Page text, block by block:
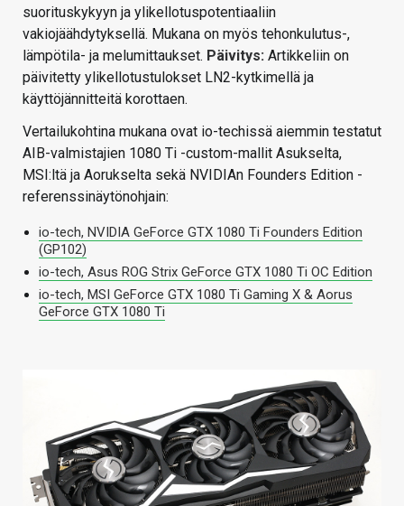
suorituskykyyn ja ylikellotuspotentiaaliin
vakiojäähdytyksellä. Mukana on myös tehonkulutus-,
lämpötila- ja melumittaukset. Päivitys: Artikkeliin on
päivitetty ylikellotustulokset LN2-kytkimellä ja
käyttöjännitteitä korottaen.
Vertailukohtina mukana ovat io-techissä aiemmin testatut
AIB-valmistajien 1080 Ti -custom-mallit Asukselta,
MSI:ltä ja Aorukselta sekä NVIDIAn Founders Edition -
referenssinäytönohjain:
io-tech, NVIDIA GeForce GTX 1080 Ti Founders Edition
(GP102)
io-tech, Asus ROG Strix GeForce GTX 1080 Ti OC Edition
io-tech, MSI GeForce GTX 1080 Ti Gaming X & Aorus
GeForce GTX 1080 Ti